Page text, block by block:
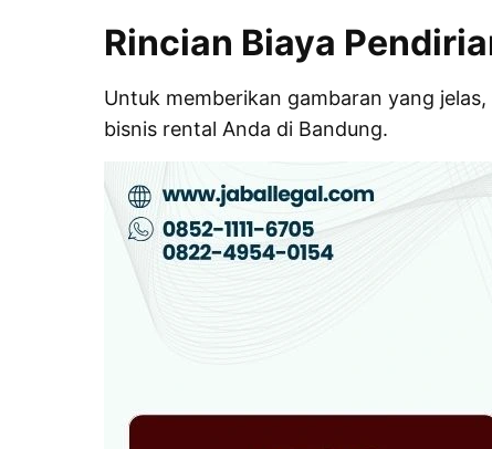
Rincian Biaya
Untuk memberikan gambaran yang
bisnis rental Anda di Bandung.